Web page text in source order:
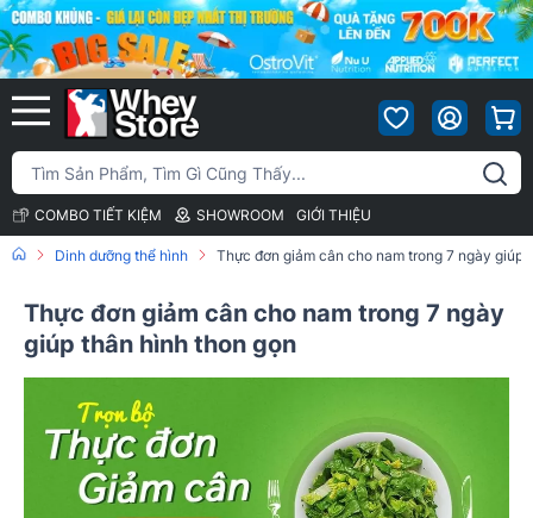
COMBO TIẾT KIỆM SHOWROOM GIỚI THIỆU
Dinh dưỡng thể hình Thực đơn giảm cân cho nam trong 7 ngày giúp
Thực đơn giảm cân cho nam trong 7 ngày
giúp thân hình thon gọn